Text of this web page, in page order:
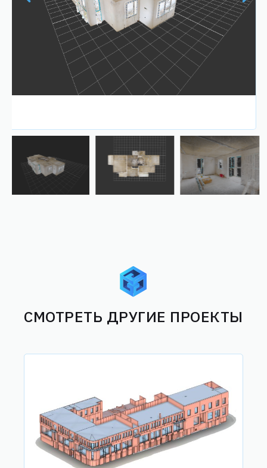
СМОТРЕТЬ ДРУГИЕ ПРОЕКТЫ